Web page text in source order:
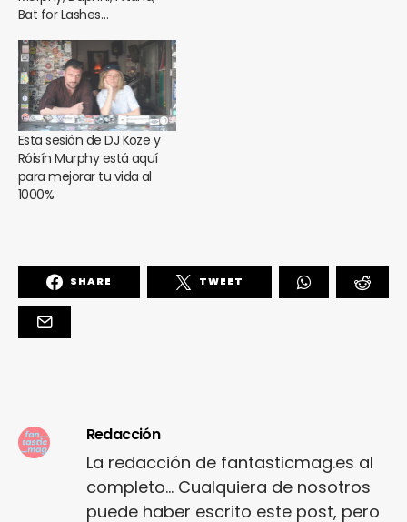
Bat for Lashes…
Esta sesión de DJ Koze y
Róisín Murphy está aquí
para mejorar tu vida al
1000%
SHARE TWEET
Redacción
La redacción de fantasticmag.es al
completo... Cualquiera de nosotros
puede haber escrito este post, pero